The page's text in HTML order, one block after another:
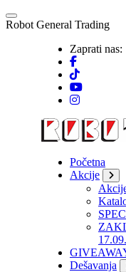
Skip
to
Robot General Trading
Zaprati nas:
Početna
Akcije
Dešavanja